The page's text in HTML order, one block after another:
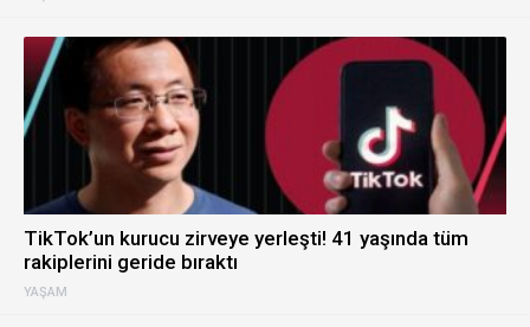
YAŞAM
TikTok’un kurucu zirveye yerleşti! 41 yaşında tüm
rakiplerini geride bıraktı